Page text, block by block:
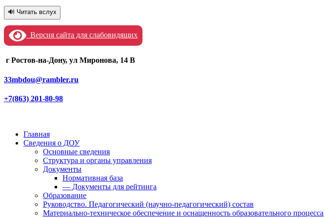
🔊 Читать вслух
Версия сайта для слабовидящих
г Ростов-на-Дону, ул Миронова, 14 В
33mbdou@rambler.ru
+7(863) 201-80-98
Главная
Сведения о ДОУ
Основные сведения
Структура и органы управления
Документы
Нормативная база
— Документы для рейтинга
Образование
Руководство. Педагогический (научно-педагогический) состав
Материально-техническое обеспечение и оснащенность образовательного процесса